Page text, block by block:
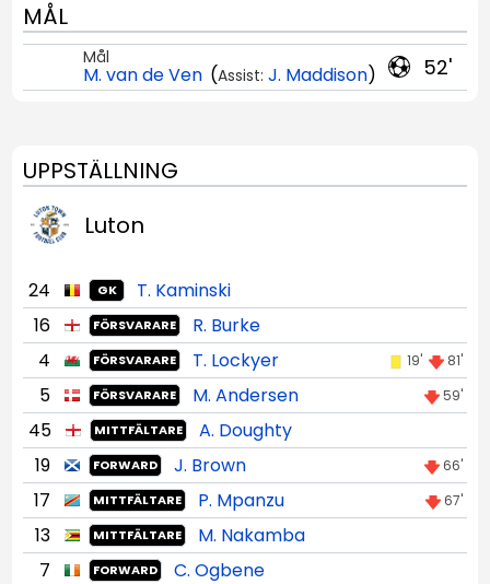
MÅL
52'
Mål
M. van de Ven (Assist: J. Maddison)
UPPSTÄLLNING
Luton
24 GK
T. Kaminski
16
FÖRSVARARE
R. Burke
4
FÖRSVARARE T. Lockyer 19' 81'
5 FÖRSVARARE M. Andersen 59'
45 MITTFÄLTARE
A. Doughty
19
FORWARD J. Brown 66'
17 MITTFÄLTARE P. Mpanzu 67'
13 MITTFÄLTARE
M. Nakamba
7
FORWARD
C. Ogbene